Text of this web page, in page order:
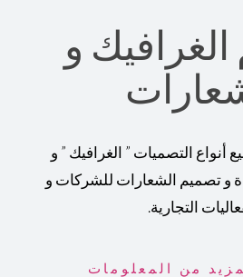
و
أنواع التصميات ” الغرافيك ” و
و تصميم الشعارات للشركات و
التجارية.
من المعلومات